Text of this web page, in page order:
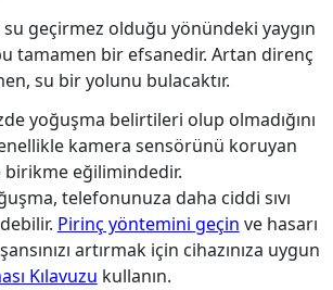
geçirmez olduğu yönündeki yaygın
tamamen bir efsanedir. Artan direnç
su bir yolunu bulacaktır.
yoğuşma belirtileri olup olmadığını
kamera sensörünü koruyan
birikme eğilimindedir.
telefonunuza daha ciddi sıvı
Pirinç yöntemini geçin ve hasarı
artırmak için cihazınıza uygun
Kılavuzu kullanın.